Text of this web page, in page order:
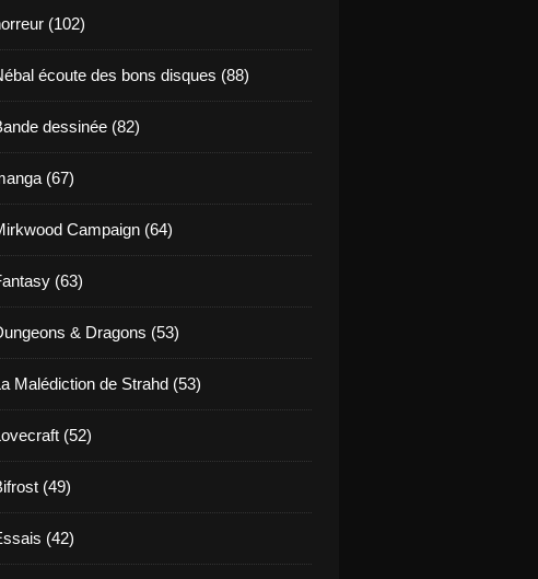
(102)
écoute des bons disques (88)
dessinée (82)
(67)
Campaign (64)
(63)
& Dragons (53)
Malédiction de Strahd (53)
(52)
(49)
(42)